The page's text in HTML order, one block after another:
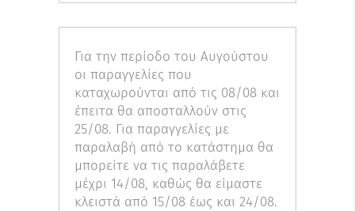
Για την περίοδο του Αυγούστου
οι παραγγελίες που
καταχωρούνται από τις 08/08 και
έπειτα θα αποσταλλούν στις
25/08. Για παραγγελίες με
παραλαβή από το κατάστημα θα
μπορείτε να τις παραλάβετε
μέχρι 14/08, καθώς θα είμαστε
κλειστά από 15/08 έως και 24/08.